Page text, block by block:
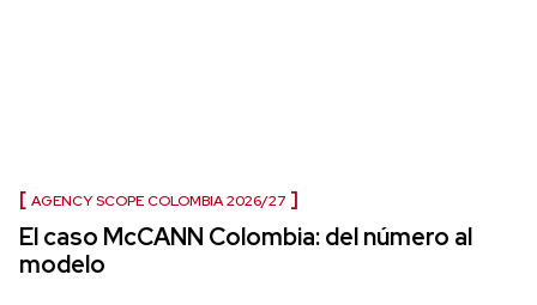
AGENCY SCOPE COLOMBIA 2026/27
El caso McCANN Colombia: del número al
modelo